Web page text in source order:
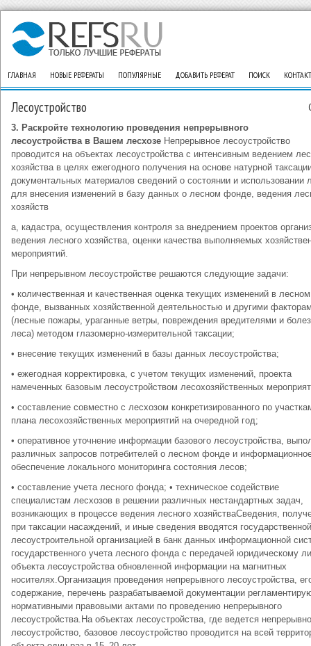
ГЛАВНАЯ НОВЫЕ РЕФЕРАТЫ ПОПУЛЯРНЫЕ ДОБАВИТЬ РЕФЕРАТ ПОИСК
Лесоустройство
3. Раскройте технологию проведения непрерывного
лесоустройства в Вашем лесхозе Непрерывное лесоустройство
проводится на объектах лесоустройства с интенсивным ведением
хозяйства в целях ежегодного получения на основе натурной
документальных материалов сведений о состоянии и использовании
для внесения изменений в базу данных о лесном фонде, ведения
хозяйств
а, кадастра, осуществления контроля за внедрением проектов
ведения лесного хозяйства, оценки качества выполняемых
мероприятий.
При непрерывном лесоустройстве решаются следующие задачи:
• количественная и качественная оценка текущих изменений в лесном
фонде, вызванных хозяйственной деятельностью и другими
(лесные пожары, ураганные ветры, повреждения вредителями и
леса) методом глазомерно-измерительной таксации;
• внесение текущих изменений в базы данных лесоустройства;
• ежегодная корректировка, с учетом текущих изменений, проекта
намеченных базовым лесоустройством лесохозяйственных
• составление совместно с лесхозом конкретизированного по
плана лесохозяйственных мероприятий на очередной год;
• оперативное уточнение информации базового лесоустройства,
различных запросов потребителей о лесном фонде и
обеспечение локального мониторинга состояния лесов;
• составление учета лесного фонда; • техническое содействие
специалистам лесхозов в решении различных нестандартных задач,
возникающих в процессе ведения лесного хозяйстваСведения,
при таксации насаждений, и иные сведения вводятся государственной
лесоустроительной организацией в банк данных информационной
государственного учета лесного фонда с передачей юридическому
объекта лесоустройства обновленной информации на магнитных
носителях.Организация проведения непрерывного лесоустройства,
содержание, перечень разрабатываемой документации
нормативными правовыми актами по проведению непрерывного
лесоустройства.На объектах лесоустройства, где ведется
лесоустройство, базовое лесоустройство проводится на всей